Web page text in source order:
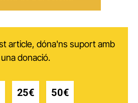
article, dóna'ns suport amb
una donació.
25€ 50€